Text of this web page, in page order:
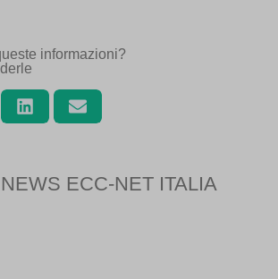
informazioni?
ECC-NET ITALIA